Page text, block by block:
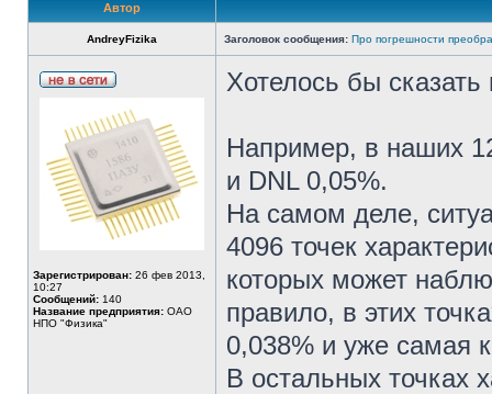
Автор
AndreyFizika Заголовок сообщения: Про погрешности
Зарегистрирован: 26 фев 2013,
10:27
Сообщений: 140
Название предприятия: ОАО
НПО "Физика"
Хотелось бы
Например, в наших
и DNL 0,05%.
На самом деле,
4096 точек
которых может
правило, в этих
0,038% и уже самая
В остальных точках